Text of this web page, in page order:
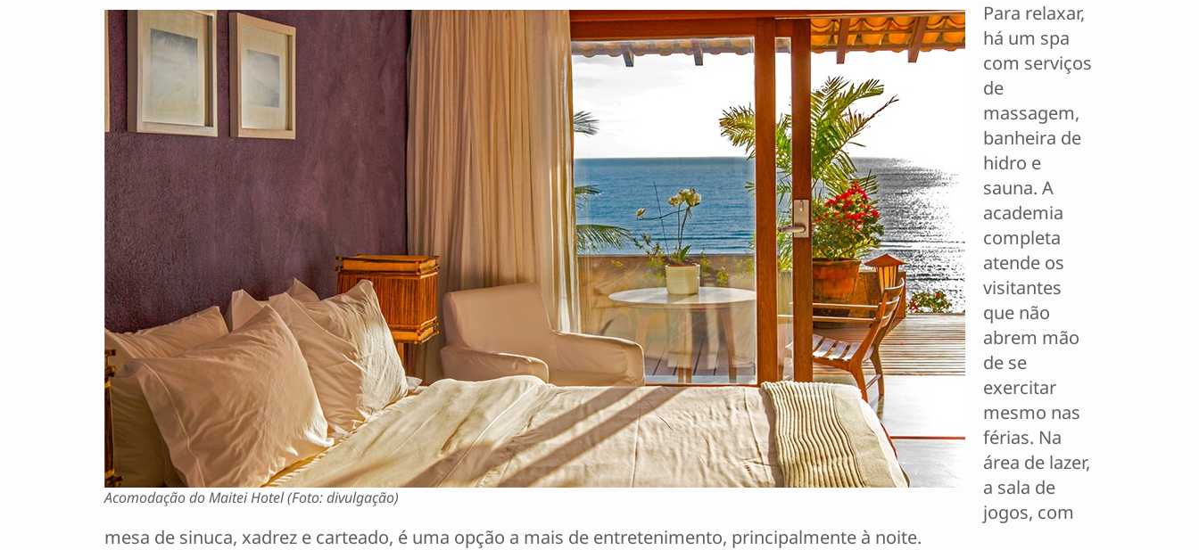
Acomodação do Maitei Hotel (Foto: divulgação)
Para relaxar,
há um spa
com serviços
de
massagem,
banheira de
hidro e
sauna. A
academia
completa
atende os
visitantes
que não
abrem mão
de se
exercitar
mesmo nas
férias. Na
área de lazer,
a sala de
jogos, com
mesa de sinuca, xadrez e carteado, é uma opção a mais de entretenimento, principalmente à noite.